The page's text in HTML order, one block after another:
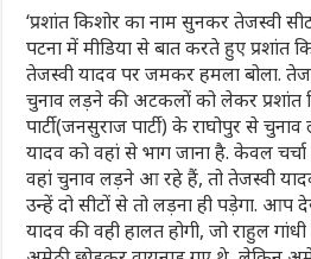
‘प्रशांत किशोर का नाम सुनकर तेजस्वी
पटना में मीडिया से बात करते हुए प्रशांत
तेजस्वी यादव पर जमकर हमला बोला.
चुनाव लड़ने की अटकलों को लेकर प्रशांत
पार्टी(जनसुराज पार्टी) के राघोपुर से
यादव को वहां से भाग जाना है. केवल
वहां चुनाव लड़ने आ रहे हैं, तो तेजस्वी
उन्हें दो सीटों से तो लड़ना ही पड़ेगा. आप
यादव की वही हालत होगी, जो राहुल